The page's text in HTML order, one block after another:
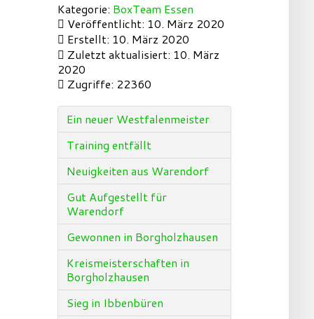
Kategorie: BoxTeam Essen
Veröffentlicht: 10. März 2020
Erstellt: 10. März 2020
Zuletzt aktualisiert: 10. März
2020
Zugriffe: 22360
Ein neuer Westfalenmeister
Training entfällt
Neuigkeiten aus Warendorf
Gut Aufgestellt für
Warendorf
Gewonnen in Borgholzhausen
Kreismeisterschaften in
Borgholzhausen
Sieg in Ibbenbüren